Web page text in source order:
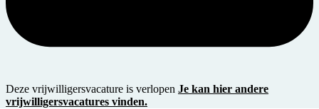
Deze vrijwilligersvacature is verlopen Je kan hier andere
vrijwilligersvacatures vinden.